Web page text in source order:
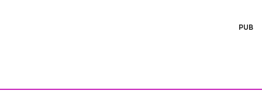
PUB